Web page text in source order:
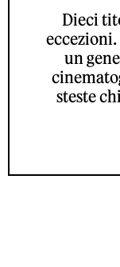
Dieci
un
steste